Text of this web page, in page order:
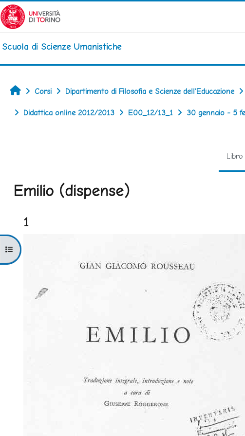
Vai al contenuto principale
Scuola di Scienze Umanistiche
Apri indice del corso
Home
Corsi Dipartimento di Filosofia e Scienze dell'Educazione
Didattica online 2012/2013 E00_12/13_1 30 gennaio - 5
Libro
Emilio (dispense)
1